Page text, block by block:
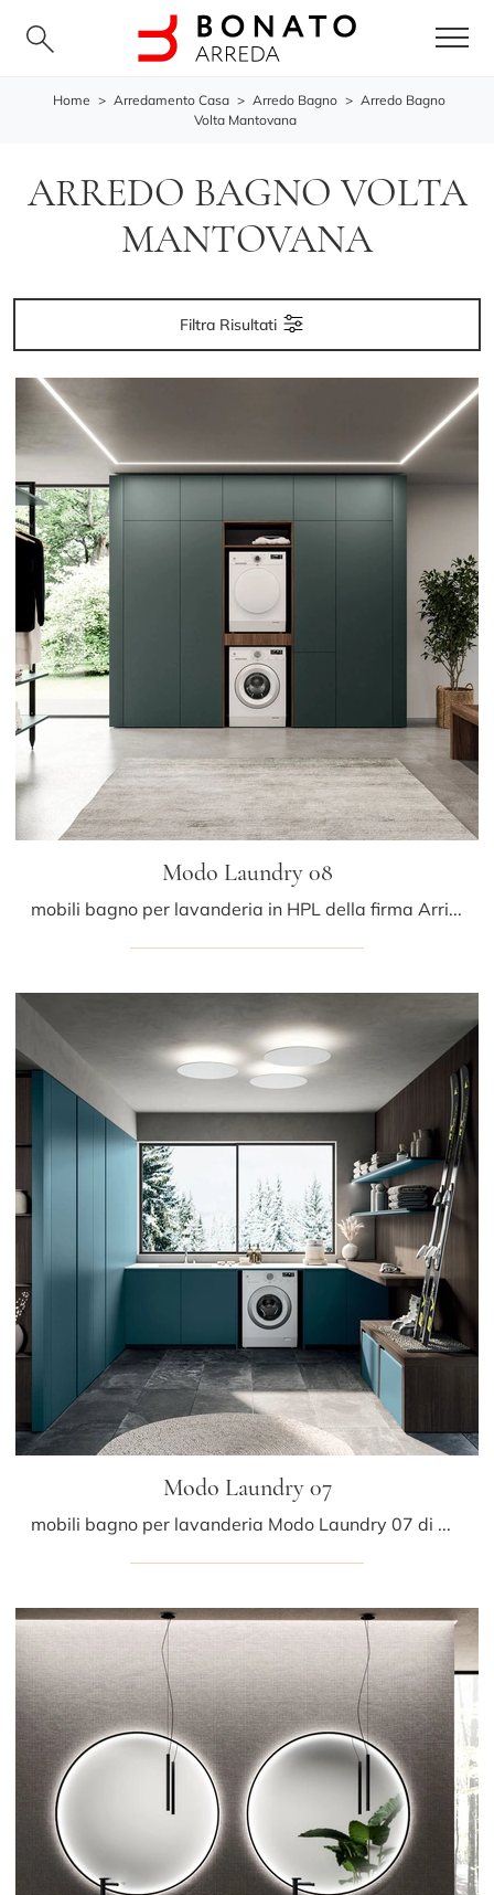
Home > Arredamento Casa > Arredo Bagno > Arredo Bagno
Volta Mantovana
ARREDO BAGNO VOLTA
MANTOVANA
Filtra Risultati
Modo Laundry 08
mobili bagno per lavanderia in HPL della firma Arrital: clicca e scopri l'arredo bagno moderno Modo Laundry 08 per il bagno di casa.
Modo Laundry 07
mobili bagno per lavanderia Modo Laundry 07 di Arrital: scopri l'Arredo Bagno in laccato opaco moderno e arreda il bagno di casa.